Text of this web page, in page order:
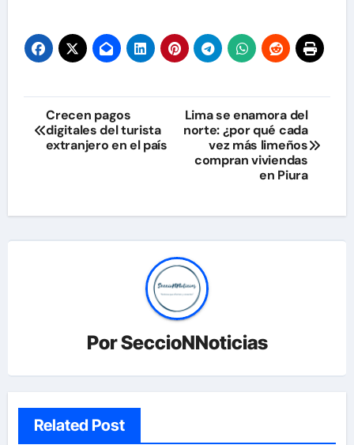
Navegación
de
Crecen pagos
digitales del turista
extranjero en el país
Lima se enamora del
norte: ¿por qué cada
vez más limeños
compran viviendas
en Piura
PorSeccioNNoticias
Related Post